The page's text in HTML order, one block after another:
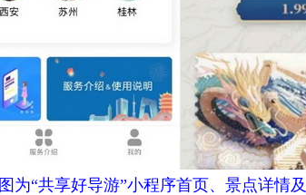
图为“共享好导游”小程序首页、景点详情